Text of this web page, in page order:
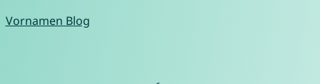
Vornamen Blog